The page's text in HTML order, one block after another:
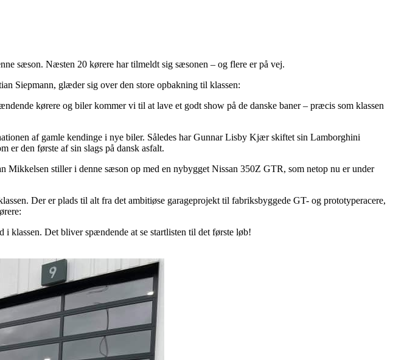
sæson. Næsten 20 kørere har tilmeldt sig sæsonen – og flere er på vej.
Siepmann, glæder sig over den store opbakning til klassen:
kørere og biler kommer vi til at lave et godt show på de danske baner – præcis som klassen
af gamle kendinge i nye biler. Således har Gunnar Lisby Kjær skiftet sin Lamborghini
er den første af sin slags på dansk asfalt.
stiller i denne sæson op med en nybygget Nissan 350Z GTR, som netop nu er under
Der er plads til alt fra det ambitiøse garageprojekt til fabriksbyggede GT- og prototyperacere,
klassen. Det bliver spændende at se startlisten til det første løb!